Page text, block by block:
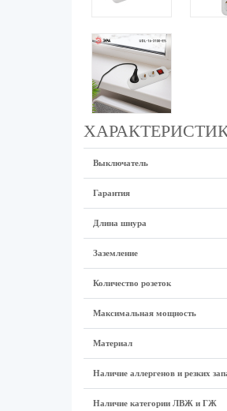
Выключатель
Гарантия
Длина шнура
Заземление
Количество розеток
Максимальная мощность
Материал
Наличие аллергенов и резких
Наличие категории ЛВЖ и ГЖ